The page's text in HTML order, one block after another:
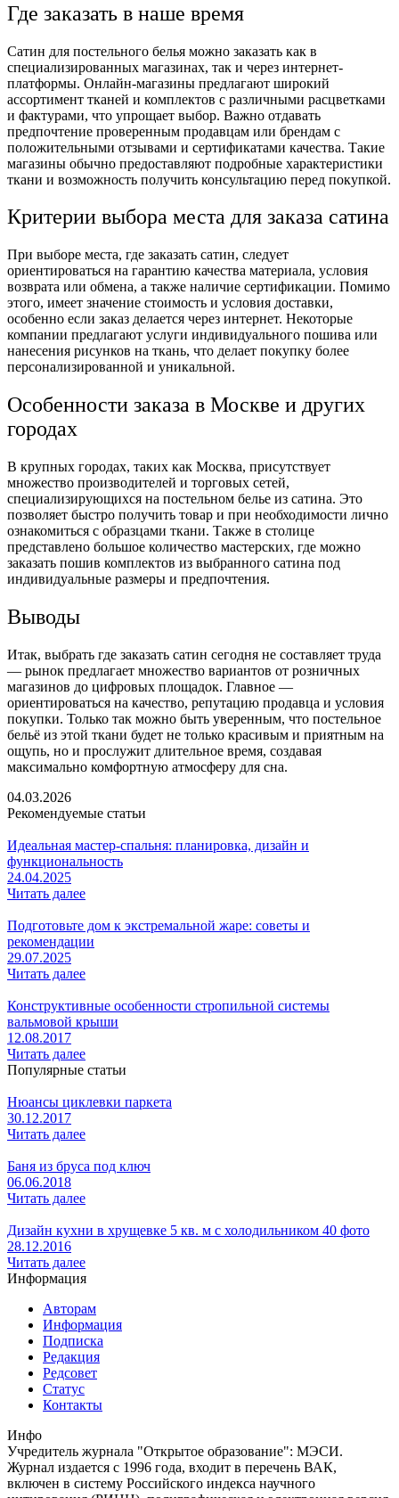
Где заказать в наше время
Сатин для постельного белья можно заказать как в
специализированных магазинах, так и через интернет-
платформы. Онлайн-магазины предлагают широкий
ассортимент тканей и комплектов с различными расцветками
и фактурами, что упрощает выбор. Важно отдавать
предпочтение проверенным продавцам или брендам с
положительными отзывами и сертификатами качества. Такие
магазины обычно предоставляют подробные характеристики
ткани и возможность получить консультацию перед покупкой.
Критерии выбора места для заказа сатина
При выборе места, где заказать сатин, следует
ориентироваться на гарантию качества материала, условия
возврата или обмена, а также наличие сертификации. Помимо
этого, имеет значение стоимость и условия доставки,
особенно если заказ делается через интернет. Некоторые
компании предлагают услуги индивидуального пошива или
нанесения рисунков на ткань, что делает покупку более
персонализированной и уникальной.
Особенности заказа в Москве и других
городах
В крупных городах, таких как Москва, присутствует
множество производителей и торговых сетей,
специализирующихся на постельном белье из сатина. Это
позволяет быстро получить товар и при необходимости лично
ознакомиться с образцами ткани. Также в столице
представлено большое количество мастерских, где можно
заказать пошив комплектов из выбранного сатина под
индивидуальные размеры и предпочтения.
Выводы
Итак, выбрать где заказать сатин сегодня не составляет труда
— рынок предлагает множество вариантов от розничных
магазинов до цифровых площадок. Главное —
ориентироваться на качество, репутацию продавца и условия
покупки. Только так можно быть уверенным, что постельное
бельё из этой ткани будет не только красивым и приятным на
ощупь, но и прослужит длительное время, создавая
максимально комфортную атмосферу для сна.
04.03.2026
Рекомендуемые статьи
Идеальная мастер-спальня: планировка, дизайн и
функциональность
24.04.2025
Читать далее
Подготовьте дом к экстремальной жаре: советы и
рекомендации
29.07.2025
Читать далее
Конструктивные особенности стропильной системы
вальмовой крыши
12.08.2017
Читать далее
Популярные статьи
Нюансы циклевки паркета
30.12.2017
Читать далее
Баня из бруса под ключ
06.06.2018
Читать далее
Дизайн кухни в хрущевке 5 кв. м с холодильником 40 фото
28.12.2016
Читать далее
Информация
Авторам
Информация
Подписка
Редакция
Редсовет
Статус
Контакты
Инфо
Учредитель журнала "Открытое образование": МЭСИ.
Журнал издается с 1996 года, входит в перечень ВАК,
включен в систему Российского индекса научного